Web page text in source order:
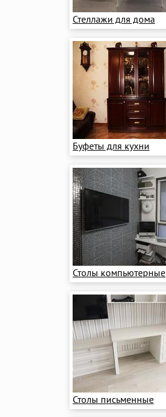
Стеллажи для дома
Буфеты для кухни
Столы компьютерные
Столы письменные